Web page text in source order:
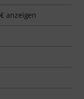
anzeigen